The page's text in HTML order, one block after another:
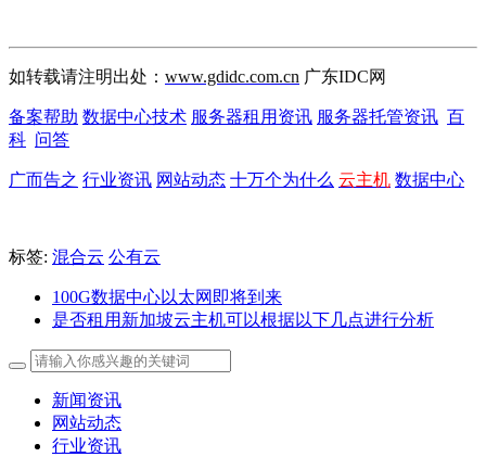
如转载请注明出处： www.gdidc.com.cn 广东IDC网
备案帮助 数据中心技术 服务器租用资讯 服务器托管资讯 百
科 问答
广而告之 行业资讯 网站动态 十万个为什么 云主机 数据中心
标签: 混合云 公有云
100G数据中心以太网即将到来
是否租用新加坡云主机可以根据以下几点进行分析
新闻资讯
网站动态
行业资讯